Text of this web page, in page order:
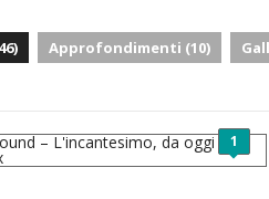
Approfondimenti (10)
1